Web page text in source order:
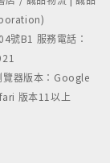
號B1 服務電話：
覽器版本：Google
版本11以上